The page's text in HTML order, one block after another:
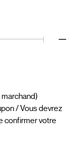
/ Vous devrez
confirmer votre